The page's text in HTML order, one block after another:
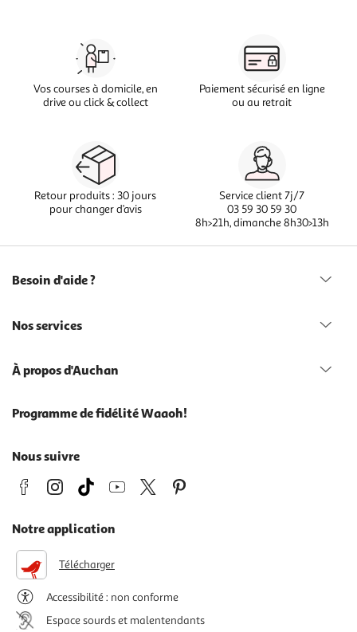
Vos courses à domicile, en
drive ou click & collect
Paiement sécurisé en ligne
ou au retrait
Retour produits : 30 jours
pour changer d’avis
Service client 7j/7
03 59 30 59 30
8h>21h, dimanche 8h30>13h
Besoin d'aide ?
Nos services
À propos d'Auchan
Programme de fidélité Waaoh!
Nous suivre
Notre application
Télécharger
Accessibilité : non conforme
Espace sourds et malentendants